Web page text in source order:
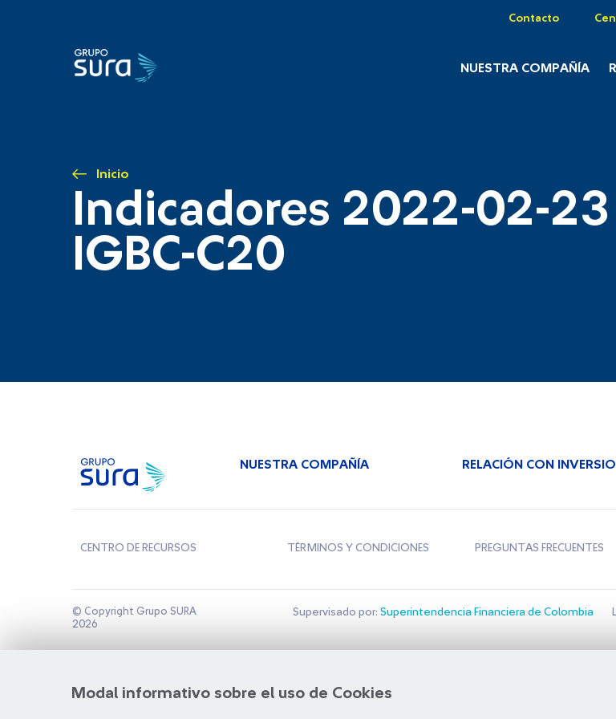
Contacto
NUESTRA COMPAÑÍA
Inicio
Indicadores 2022-02-
IGBC-C20
Modal informativo sobre el uso de Cookies
NUESTRA COMPAÑÍA RELACIÓN CON
CENTRO DE RECURSOS TÉRMINOS Y CONDICIONES PREGUNTAS FRECUENTES
© Copyright Grupo SURA
2026
Supervisado por: Superintendencia Financiera de Colombia